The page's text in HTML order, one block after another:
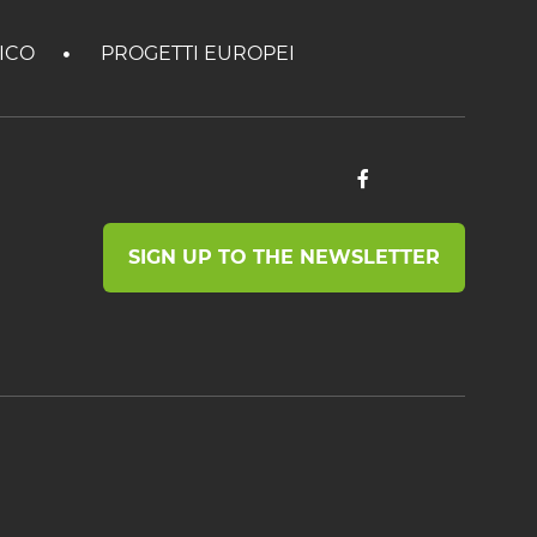
PROGETTI EUROPEI
SIGN UP TO THE NEWSLETTER